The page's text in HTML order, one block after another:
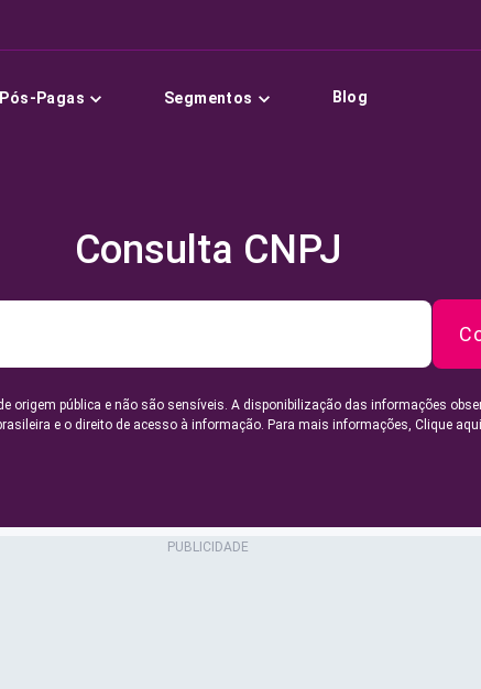
Pagas Segmentos Blog
Consulta CNPJ
origem pública e não são sensíveis. A disponibilização das informações
e o direito de acesso à informação. Para mais informações, Clique